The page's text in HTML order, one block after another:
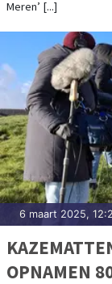
Meren’ [...]
6 maart 2025,
OPNAMEN